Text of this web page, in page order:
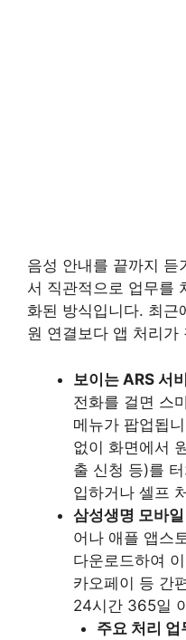
음성 안내를 끝까지 듣
서 직관적으로 업무를
화된 방식입니다. 최근
원 연결보다 앱 처리가
보이는 ARS 서
전화를 걸면 스
메뉴가 팝업됩
없이 화면에서
출 신청 등)를
입하거나 셀프
삼성생명 모바
어나 애플 앱스
다운로드하여
카오페이 등 간
24시간 365일
주요 처리 업